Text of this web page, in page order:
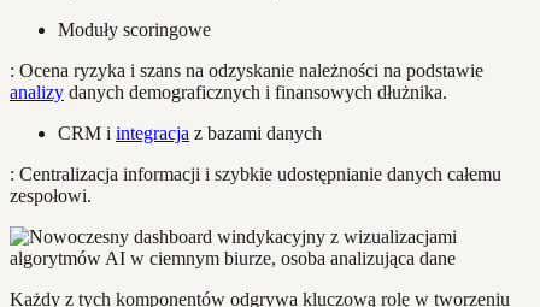
Moduły scoringowe
: Ocena ryzyka i szans na odzyskanie należności na podstawie
analizy danych demograficznych i finansowych dłużnika.
CRM i integracja z bazami danych
: Centralizacja informacji i szybkie udostępnianie danych całemu
zespołowi.
Każdy z tych komponentów odgrywa kluczową rolę w tworzeniu